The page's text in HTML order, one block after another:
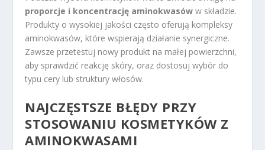
proporcje i koncentrację aminokwasów w składzie.
Produkty o wysokiej jakości często oferują kompleksy
aminokwasów, które wspierają działanie synergiczne.
Zawsze przetestuj nowy produkt na małej powierzchni,
aby sprawdzić reakcję skóry, oraz dostosuj wybór do
typu cery lub struktury włosów.
NAJCZĘSTSZE BŁĘDY PRZY
STOSOWANIU KOSMETYKÓW Z
AMINOKWASAMI